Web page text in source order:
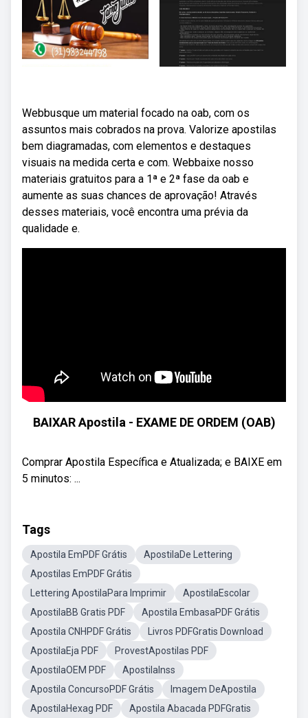
Webbusque um material focado na oab, com os
assuntos mais cobrados na prova. Valorize apostilas
bem diagramadas, com elementos e destaques
visuais na medida certa e com. Webbaixe nosso
materiais gratuitos para a 1ª e 2ª fase da oab e
aumente as suas chances de aprovação! Através
desses materiais, você encontra uma prévia da
qualidade e.
BAIXAR Apostila - EXAME DE ORDEM (OAB)
Comprar Apostila Específica e Atualizada; e BAIXE em
5 minutos: ...
Tags
Apostila EmPDF Grátis
ApostilaDe Lettering
Apostilas EmPDF Grátis
Lettering ApostilaPara Imprimir
ApostilaEscolar
ApostilaBB Gratis PDF
Apostila EmbasaPDF Grátis
Apostila CNHPDF Grátis
Livros PDFGratis Download
ApostilaEja PDF
ProvestApostilas PDF
ApostilaOEM PDF
ApostilaInss
Apostila ConcursoPDF Grátis
Imagem DeApostila
ApostilaHexag PDF
Apostila Abacada PDFGratis